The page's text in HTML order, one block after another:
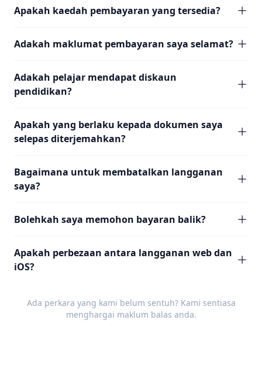
Apakah kaedah pembayaran yang tersedia?
Adakah maklumat pembayaran saya selamat?
Adakah pelajar mendapat diskaun
pendidikan?
Apakah yang berlaku kepada dokumen saya
selepas diterjemahkan?
Bagaimana untuk membatalkan langganan
saya?
Bolehkah saya memohon bayaran balik?
Apakah perbezaan antara langganan web dan
iOS?
Ada perkara yang kami belum sentuh? Kami sentiasa
menghargai maklum balas anda.